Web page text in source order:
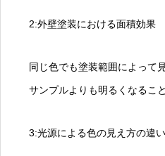
2:外壁塗装における面積効果
同じ色でも塗装範囲によって
サンプルよりも明るくなるこ
3:光源による色の見え方の違い